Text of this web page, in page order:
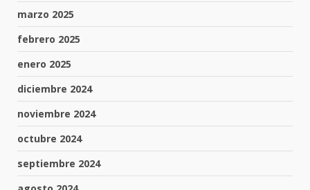
marzo 2025
febrero 2025
enero 2025
diciembre 2024
noviembre 2024
octubre 2024
septiembre 2024